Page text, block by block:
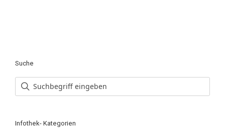
Suche
Infothek- Kategorien